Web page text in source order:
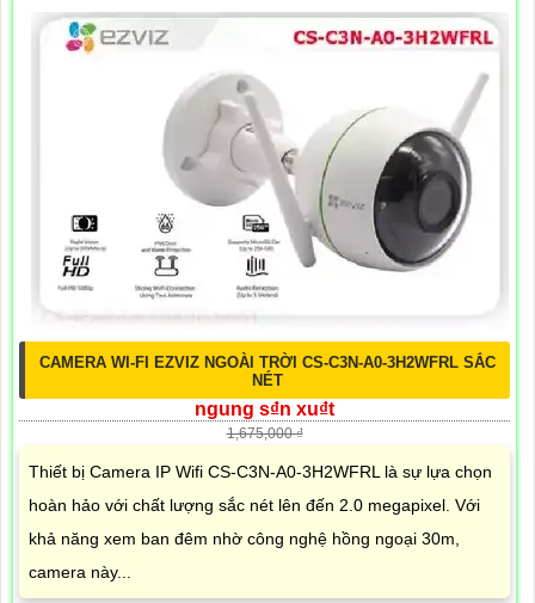
CAMERA WI-FI EZVIZ NGOÀI TRỜI CS-C3N-A0-3H2WFRL SẮC
NÉT
ngung s₫n xu₫t
1,675,000 ₫
Thiết bị Camera IP Wifi CS-C3N-A0-3H2WFRL là sự lựa chọn
hoàn hảo với chất lượng sắc nét lên đến 2.0 megapixel. Với
khả năng xem ban đêm nhờ công nghệ hồng ngoại 30m,
camera này...